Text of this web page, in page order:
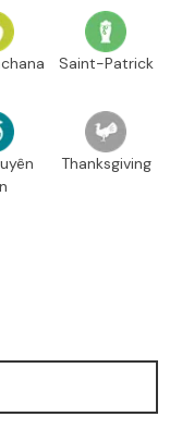
Saint-Patrick
Thanksgiving